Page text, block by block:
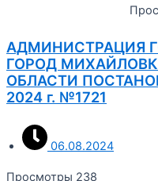
АДМИНИСТРАЦИЯ
ГОРОД
ОБЛАСТИ
2024 г. №1721
06.08.2024
Просмотры 238